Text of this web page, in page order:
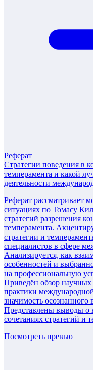
Реферат
Стратегии поведения в
темперамента и какой
деятельности
Реферат рассматривает
ситуациях по Томасу
стратегий разрешения
темперамента.
стратегии и
специалистов в сфере
Анализируется, как
особенностей и
на профессиональную
Приведён обзор
практики
значимость осознанного
Представлены выводы о
сочетаниях стратегий и
Посмотреть превью